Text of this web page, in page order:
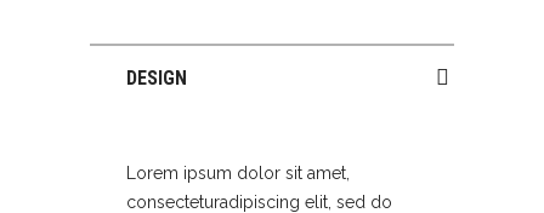
DESIGN
Lorem ipsum dolor sit amet,
consecteturadipiscing elit, sed do